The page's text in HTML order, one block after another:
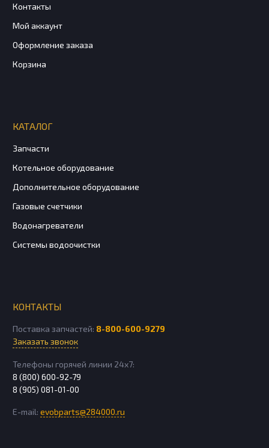
Контакты
Мой аккаунт
Оформление заказа
Корзина
КАТАЛОГ
Запчасти
Котельное оборудование
Дополнительное оборудование
Газовые счетчики
Водонагреватели
Системы водоочистки
КОНТАКТЫ
Поставка запчастей: 8-800-600-9279
Заказать звонок
Телефоны горячей линии 24х7:
8 (800) 600-92-79
8 (905) 081-01-00
E-mail: evobparts@284000.ru